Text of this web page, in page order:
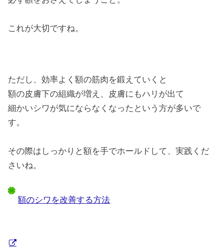
これが大切ですね。
ただし、効率よく額の筋肉を鍛えていくと
額の皮膚下の組織が増え、皮膚にもハリが出て
細かいシワが気にならなくなったという方が多いで
す。
その際はしっかりと額を手でホールドして、実践くだ
さいね。
額のシワを改善する方法